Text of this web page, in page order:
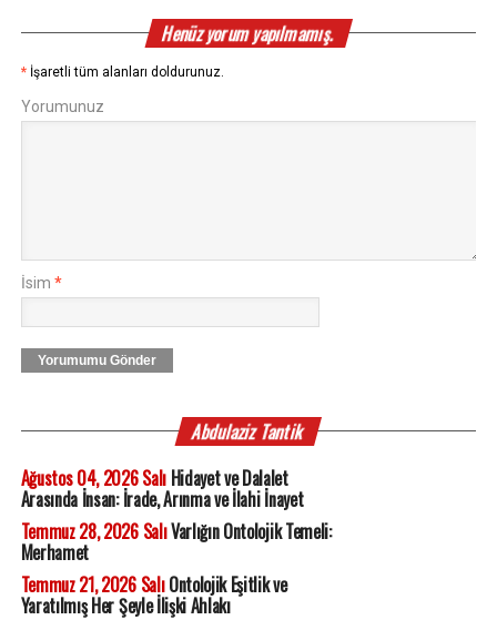
Henüz yorum yapılmamış.
* İşaretli tüm alanları doldurunuz.
Yorumunuz
İsim *
Yorumumu Gönder
Abdulaziz Tantik
Ağustos 04, 2026 SalıHidayet ve Dalalet
Arasında İnsan: İrade, Arınma ve İlahi İnayet
Temmuz 28, 2026 SalıVarlığın Ontolojik Temeli:
Merhamet
Temmuz 21, 2026 SalıOntolojik Eşitlik ve
Yaratılmış Her Şeyle İlişki Ahlakı